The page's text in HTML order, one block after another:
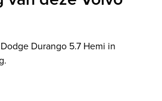
Durango 5.7 Hemi in